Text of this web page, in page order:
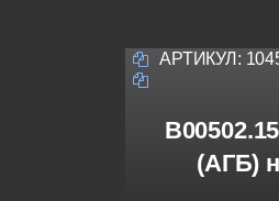
АРТИКУЛ:
(АГБ)